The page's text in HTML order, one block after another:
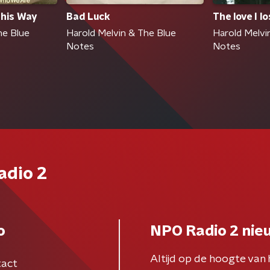
Way
Blue
Bad Luck
Harold Melvin & The Blue
Notes
The love I
Harold
Notes
2
NPO Radio 2
Altijd op de hoogte van